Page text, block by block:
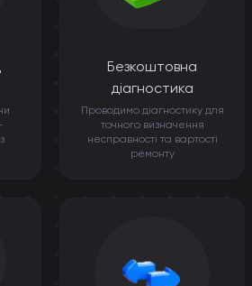
Безкоштовна
діагностика
Проводимо діагностику для
точного визначення
несправності та вартості
ремонту